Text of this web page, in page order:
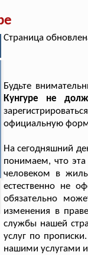
Страница
Будьте
Кунгуре не
официальную
На сегодняшний
понимаем, что эта
человеком в
естественно не
обязательно
изменения в
службы нашей
услуг по
нашими услугами и